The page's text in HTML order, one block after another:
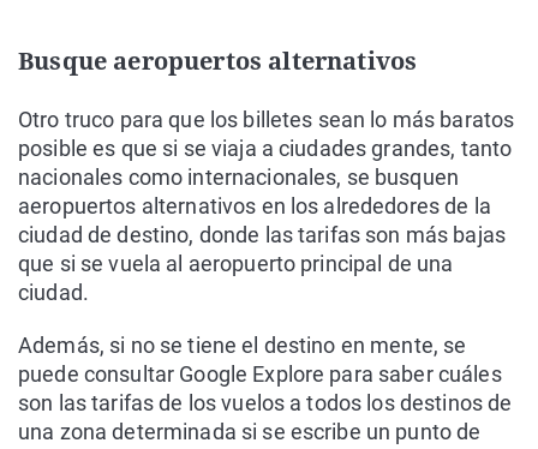
Busque aeropuertos alternativos
Otro truco para que los billetes sean lo más baratos
posible es que si se viaja a ciudades grandes, tanto
nacionales como internacionales, se busquen
aeropuertos alternativos en los alrededores de la
ciudad de destino, donde las tarifas son más bajas
que si se vuela al aeropuerto principal de una
ciudad.
Además, si no se tiene el destino en mente, se
puede consultar Google Explore para saber cuáles
son las tarifas de los vuelos a todos los destinos de
una zona determinada si se escribe un punto de